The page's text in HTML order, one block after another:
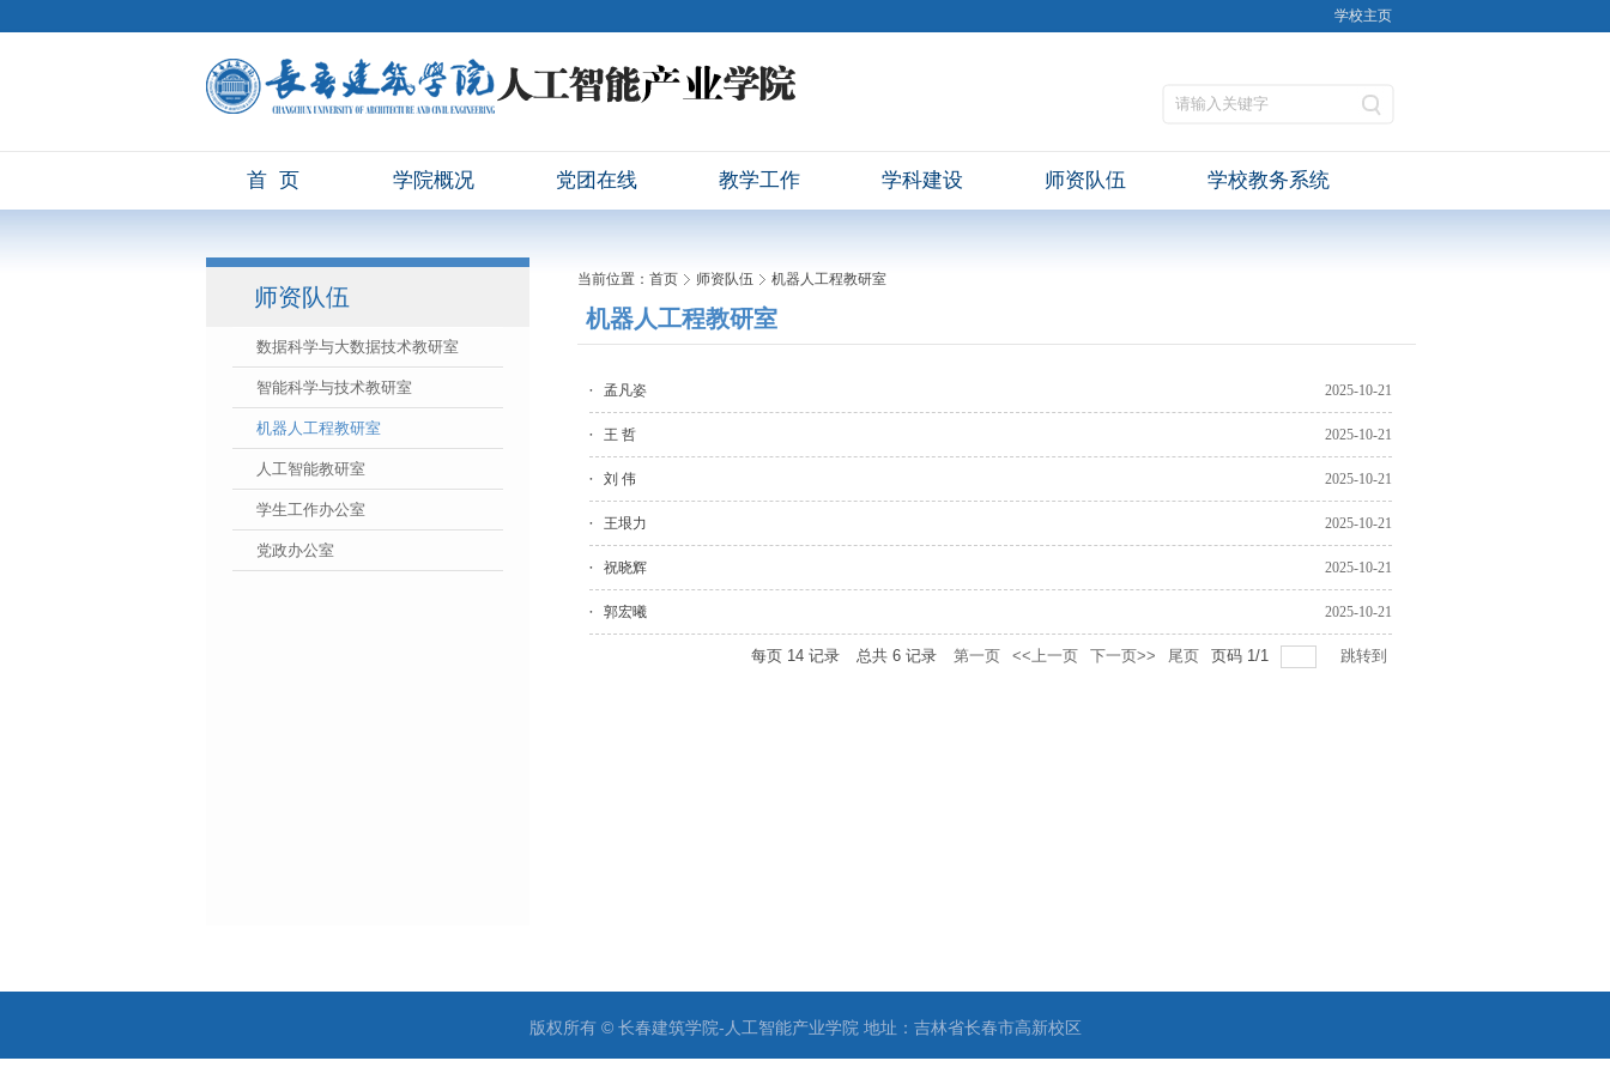
学校主页
首页 学院概况 党团在线 教学工作 学科建设 师资队伍 学校教务系统
师资队伍
数据科学与大数据技术教研室
智能科学与技术教研室
机器人工程教研室
人工智能教研室
学生工作办公室
党政办公室
当前位置： 首页 师资队伍 机器人工程教研室
机器人工程教研室
孟凡姿 2025-10-21
王 哲 2025-10-21
刘 伟 2025-10-21
王垠力 2025-10-21
祝晓辉 2025-10-21
郭宏曦 2025-10-21
每页 14 记录 总共 6 记录 第一页 <<上一页 下一页>> 尾页 页码 1/1 跳转到
版权所有 © 长春建筑学院-人工智能产业学院 地址：吉林省长春市高新校区